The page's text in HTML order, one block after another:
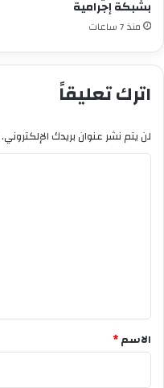
بشبكة إجرامية
منذ 7 ساعات
اترك تعليقاً
لن يتم نشر عنوان بريدك الإلكتروني.
*
الاسم*